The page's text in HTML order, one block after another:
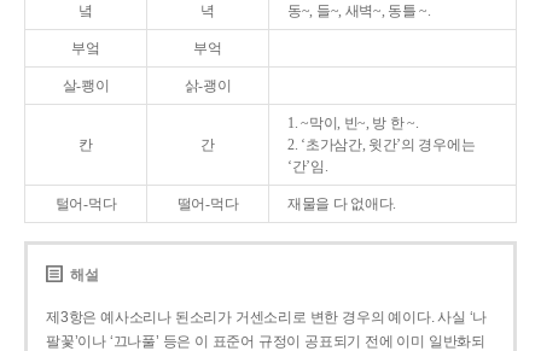
녘 녁 동~, 들~, 새벽~, 동틀 ~.
부엌 부억
살-쾡이 삵-괭이
칸 간
1. ~막이, 빈~, 방 한 ~.
2. ‘초가삼간, 윗간’의 경우에는
‘간’임.
털어-먹다 떨어-먹다 재물을 다 없애다.
해설
제3항은 예사소리나 된소리가 거센소리로 변한 경우의 예이다. 사실 ‘나
팔꽃’이나 ‘끄나풀’ 등은 이 표준어 규정이 공표되기 전에 이미 일반화되